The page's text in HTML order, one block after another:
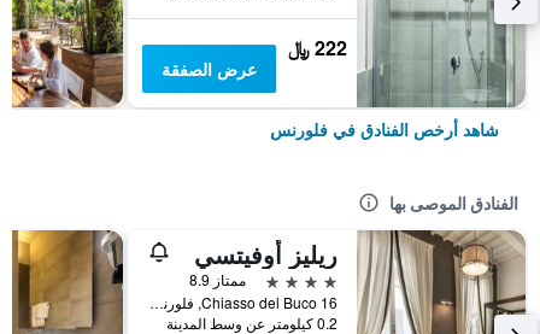
222 ﷼
عرض الصفقة
شاهد أرخص الفنادق في فلورنس
الفنادق الموصى بها
ريليز أوفيتسي
4 نجوم
ممتاز 8.9
Chiasso del Buco 16, فلورنس, توسكانا, إيطاليا
0.2 كيلومتر عن وسط المدينة